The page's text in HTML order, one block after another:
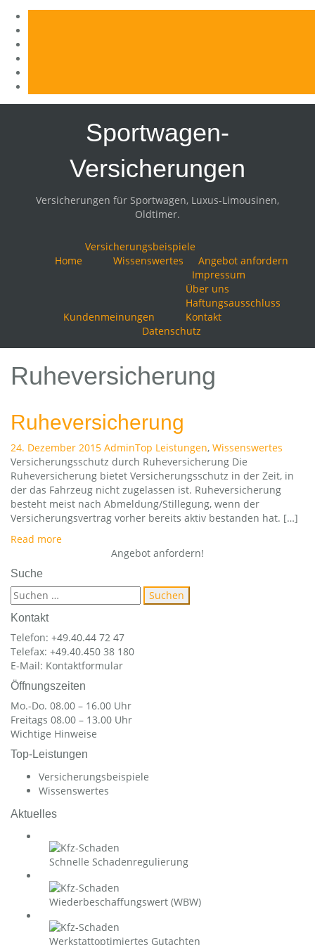
Sportwagen-
Versicherungen
Versicherungen für Sportwagen, Luxus-Limousinen,
Oldtimer.
Home
Versicherungsbeispiele
Wissenswertes
Angebot anfordern
Kundenmeinungen
Impressum
Über uns
Haftungsausschluss
Kontakt
Datenschutz
Ruheversicherung
Ruheversicherung
24. Dezember 2015 AdminTop Leistungen, Wissenswertes
Versicherungsschutz durch Ruheversicherung Die
Ruheversicherung bietet Versicherungsschutz in der Zeit, in
der das Fahrzeug nicht zugelassen ist. Ruheversicherung
besteht meist nach Abmeldung/Stillegung, wenn der
Versicherungsvertrag vorher bereits aktiv bestanden hat. […]
Read more
Angebot anfordern!
Suche
Suchen
nach:
Kontakt
Telefon: +49.40.44 72 47
Telefax: +49.40.450 38 180
E-Mail: Kontaktformular
Öffnungszeiten
Mo.-Do. 08.00 – 16.00 Uhr
Freitags 08.00 – 13.00 Uhr
Wichtige Hinweise
Top-Leistungen
Versicherungsbeispiele
Wissenswertes
Aktuelles
Schnelle Schadenregulierung
Wiederbeschaffungswert (WBW)
Werkstattoptimiertes Gutachten